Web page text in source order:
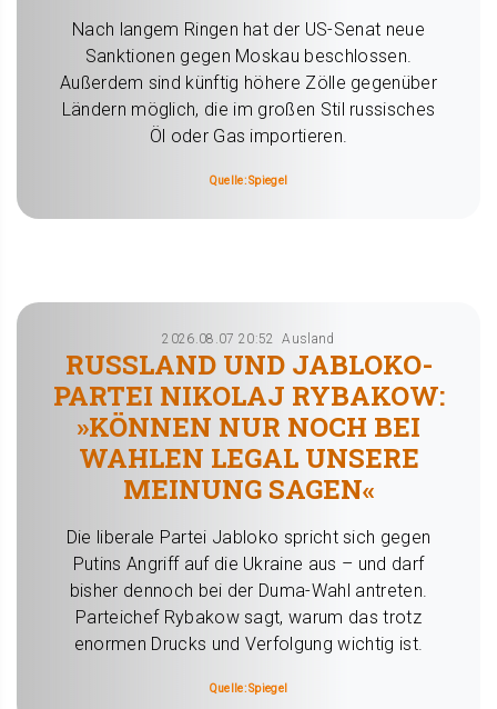
Nach langem Ringen hat der US-Senat neue
Sanktionen gegen Moskau beschlossen.
Außerdem sind künftig höhere Zölle gegenüber
Ländern möglich, die im großen Stil russisches
Öl oder Gas importieren.
Quelle: Spiegel
2026.08.07 20:52Ausland
RUSSLAND UND JABLOKO-
PARTEI NIKOLAJ RYBAKOW:
»KÖNNEN NUR NOCH BEI
WAHLEN LEGAL UNSERE
MEINUNG SAGEN«
Die liberale Partei Jabloko spricht sich gegen
Putins Angriff auf die Ukraine aus – und darf
bisher dennoch bei der Duma-Wahl antreten.
Parteichef Rybakow sagt, warum das trotz
enormen Drucks und Verfolgung wichtig ist.
Quelle: Spiegel